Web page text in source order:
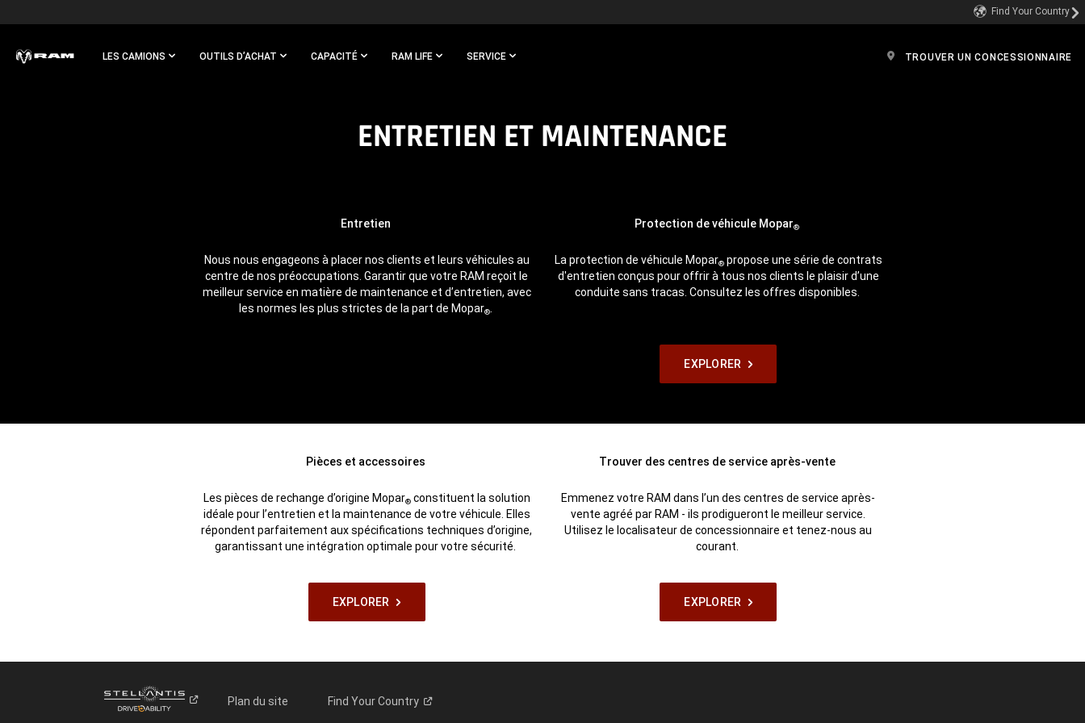
Find Your Country
LES CAMIONS OUTILS D’ACHAT CAPACITÉ RAM LIFE SERVICE TROUVER UN CONCESSIONNAIRE
ENTRETIEN ET MAINTENANCE
Entretien
Nous nous engageons à placer nos clients et leurs véhicules au
centre de nos préoccupations. Garantir que votre RAM reçoit le
meilleur service en matière de maintenance et d’entretien, avec
les normes les plus strictes de la part de Mopar®.
Protection de véhicule Mopar®
La protection de véhicule Mopar®propose une série de contrats
d'entretien conçus pour offrir à tous nos clients le plaisir d’une
conduite sans tracas. Consultez les offres disponibles.
EXPLORER
Pièces et accessoires
Les pièces de rechange d’origine Mopar®constituent la solution
idéale pour l’entretien et la maintenance de votre véhicule. Elles
répondent parfaitement aux spécifications techniques d’origine,
garantissant une intégration optimale pour votre sécurité.
EXPLORER
Trouver des centres de service après-vente
Emmenez votre RAM dans l’un des centres de service après-
vente agréé par RAM - ils prodigueront le meilleur service.
Utilisez le localisateur de concessionnaire et tenez-nous au
courant.
EXPLORER
Plan du site Find YourCountry